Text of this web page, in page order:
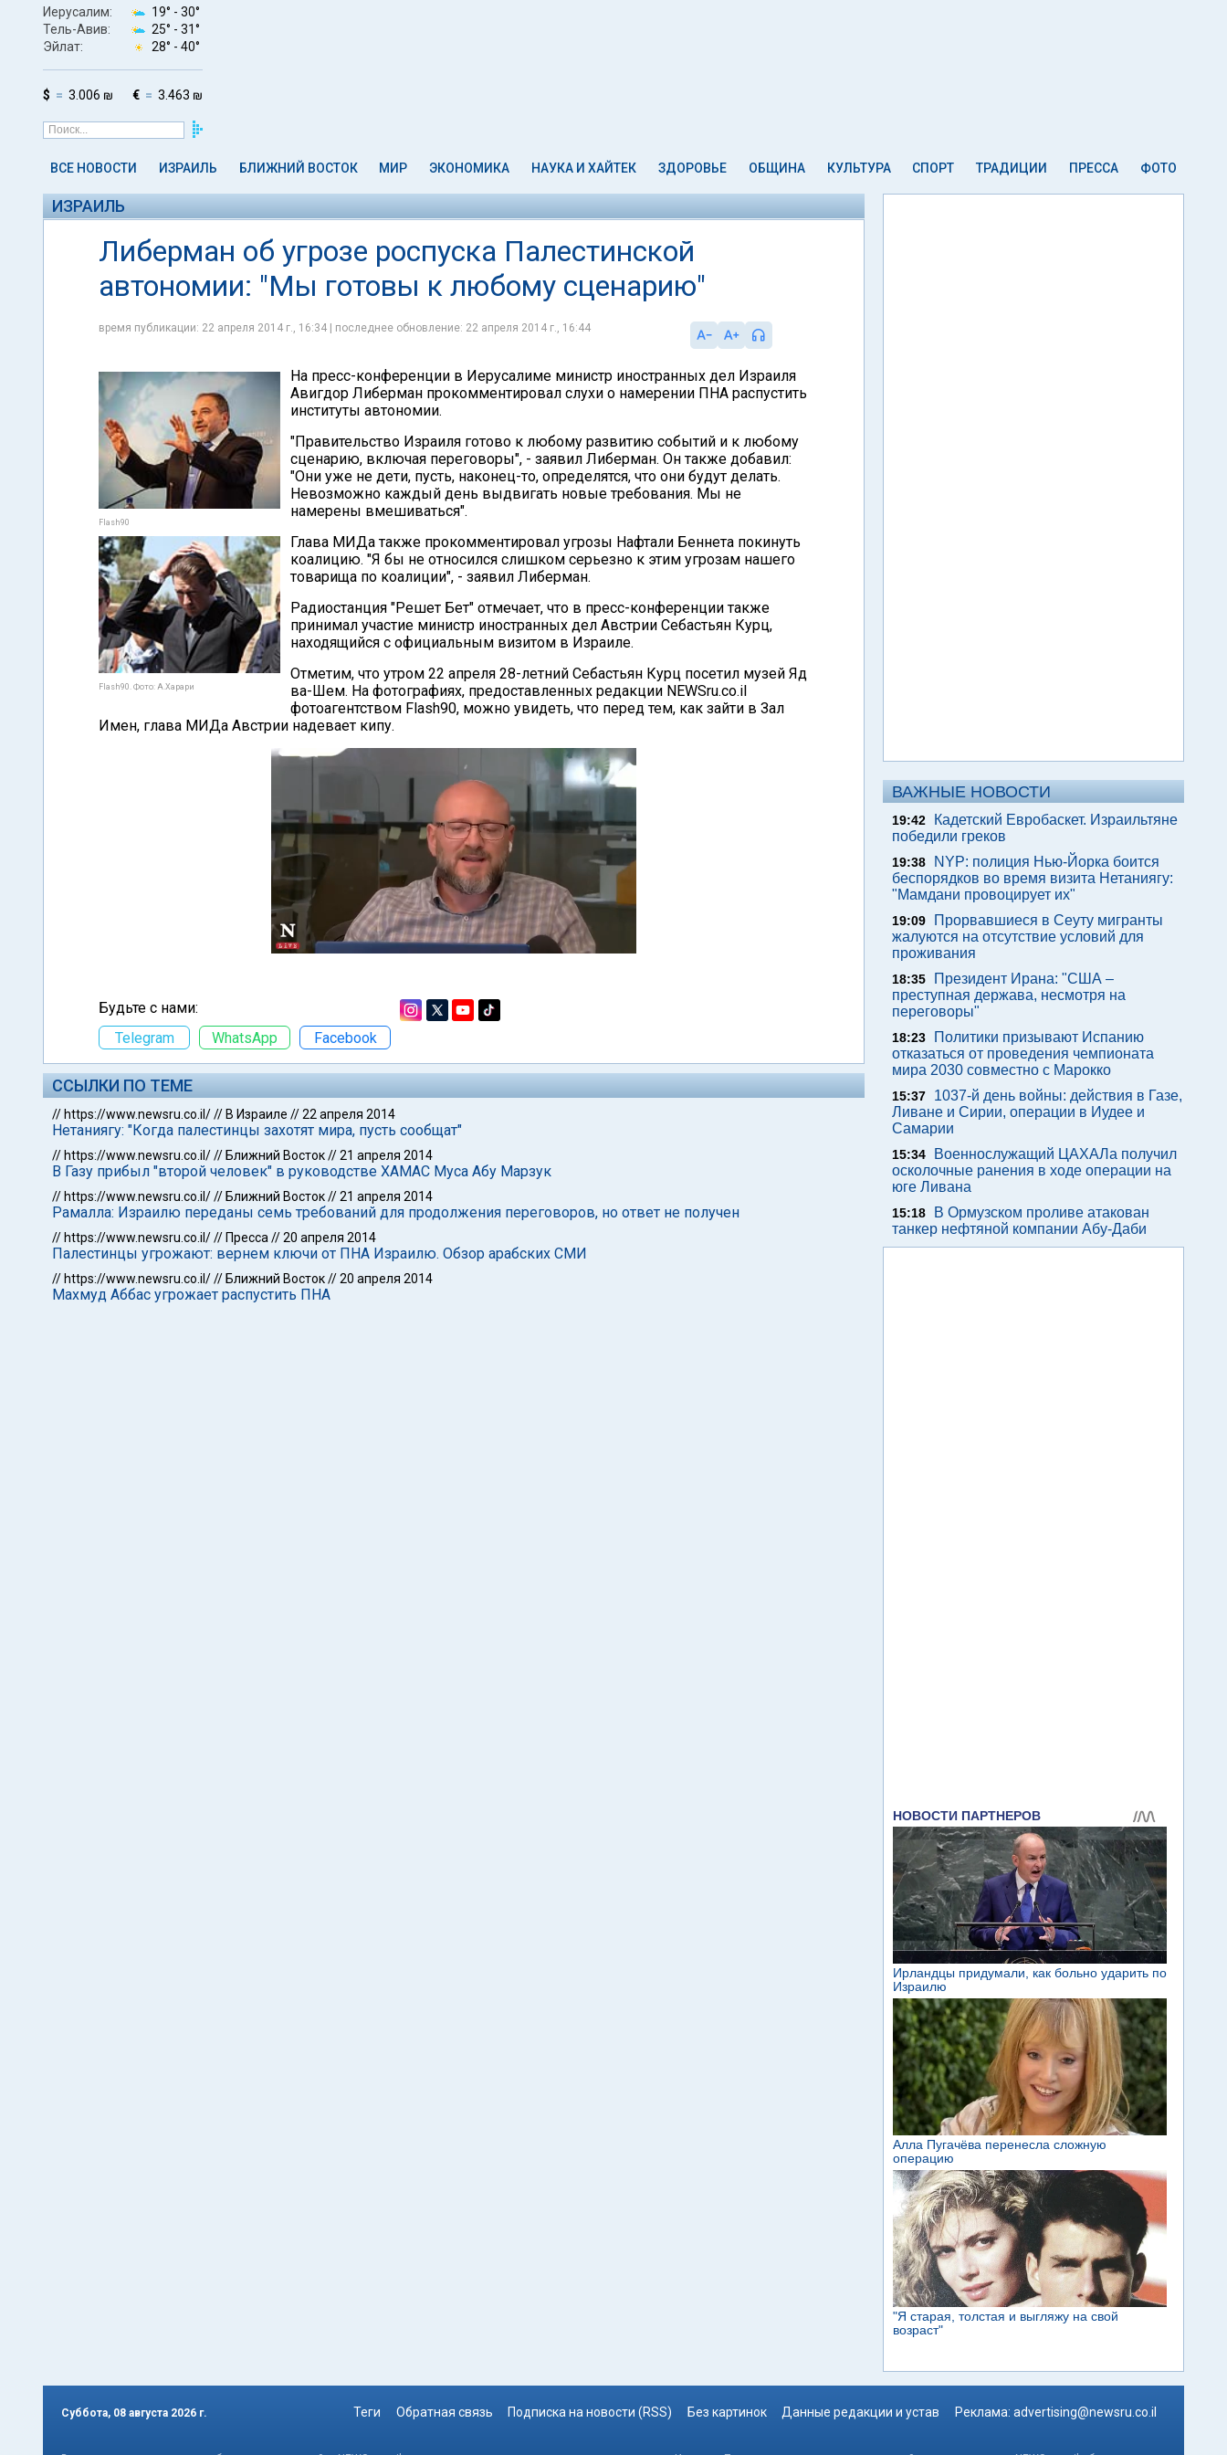
Иерусалим: 19° - 30°
Тель-Авив:
25° - 31°
Эйлат:
28° - 40°
$ 3.006 ₪ € 3.463 ₪
ВСЕ НОВОСТИ ИЗРАИЛЬ БЛИЖНИЙ ВОСТОК МИР ЭКОНОМИКА НАУКА И ХАЙТЕК ЗДОРОВЬЕ ОБЩИНА КУЛЬТУРА СПОРТ ТРАДИЦИИ ПРЕССА ФОТО
ИЗРАИЛЬ
Либерман об угрозе роспуска Палестинской
автономии: "Мы готовы к любому сценарию"
время публикации: 22 апреля 2014 г., 16:34 | последнее обновление: 22 апреля 2014 г., 16:44
Flash90
Flash90. Фото: А.Харари
На пресс-конференции в Иерусалиме министр иностранных дел Израиля
Авигдор Либерман прокомментировал слухи о намерении ПНА распустить
институты автономии.
"Правительство Израиля готово к любому развитию событий и к любому
сценарию, включая переговоры", - заявил Либерман. Он также добавил:
"Они уже не дети, пусть, наконец-то, определятся, что они будут делать.
Невозможно каждый день выдвигать новые требования. Мы не
намерены вмешиваться".
Глава МИДа также прокомментировал угрозы Нафтали Беннета покинуть
коалицию. "Я бы не относился слишком серьезно к этим угрозам нашего
товарища по коалиции", - заявил Либерман.
Радиостанция "Решет Бет" отмечает, что в пресс-конференции также
принимал участие министр иностранных дел Австрии Себастьян Курц,
находящийся с официальным визитом в Израиле.
Отметим, что утром 22 апреля 28-летний Себастьян Курц посетил музей Яд
ва-Шем. На фотографиях, предоставленных редакции NEWSru.co.il
фотоагентством Flash90, можно увидеть, что перед тем, как зайти в Зал
Имен, глава МИДа Австрии надевает кипу.
Будьте с нами:
Telegram
WhatsApp Facebook
ССЫЛКИ ПО ТЕМЕ
// https://www.newsru.co.il/// В Израиле //22 апреля 2014
Нетаниягу: "Когда палестинцы захотят мира, пусть сообщат"
// https://www.newsru.co.il/// Ближний Восток//21 апреля 2014
В Газу прибыл "второй человек" в руководстве ХАМАС Муса Абу Марзук
// https://www.newsru.co.il/// Ближний Восток//21 апреля 2014
Рамалла: Израилю переданы семь требований для продолжения переговоров, но ответ не получен
// https://www.newsru.co.il/// Пресса //20 апреля 2014
Палестинцы угрожают: вернем ключи от ПНА Израилю. Обзор арабских СМИ
// https://www.newsru.co.il/// Ближний Восток//20 апреля 2014
Махмуд Аббас угрожает распустить ПНА
ВАЖНЫЕ НОВОСТИ
19:42
Кадетский Евробаскет. Израильтяне
победили греков
19:38
NYP: полиция Нью-Йорка боится
беспорядков во время визита Нетаниягу:
"Мамдани провоцирует их"
19:09
Прорвавшиеся в Сеуту мигранты
жалуются на отсутствие условий для
проживания
18:35
Президент Ирана: "США –
преступная держава, несмотря на
переговоры"
18:23
Политики призывают Испанию
отказаться от проведения чемпионата
мира 2030 совместно с Марокко
15:37
1037-й день войны: действия в Газе,
Ливане и Сирии, операции в Иудее и
Самарии
15:34
Военнослужащий ЦАХАЛа получил
осколочные ранения в ходе операции на
юге Ливана
15:18
В Ормузском проливе атакован
танкер нефтяной компании Абу-Даби
Суббота, 08 августа 2026 г. Теги Обратная связь Подписка на новости (RSS) Без картинок Данные редакции и устав Реклама: advertising@newsru.co.il